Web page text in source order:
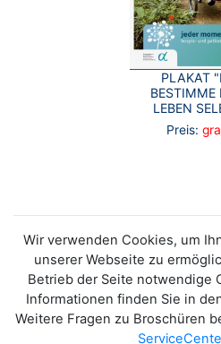
PLAKAT
BESTIMME
LEBEN
Preis:
Wir verwenden Cookies, um
unserer Webseite zu
Betrieb der Seite notwendige
Informationen finden Sie in
Weitere Fragen zu Broschüren